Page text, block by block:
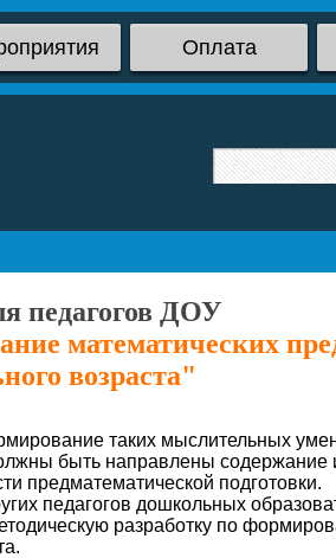
Оплата
педагогов ДОУ
математических
возраста"
таких мыслительных
быть направлены содержание
предматематической подготовки.
педагогов дошкольных
разработку по